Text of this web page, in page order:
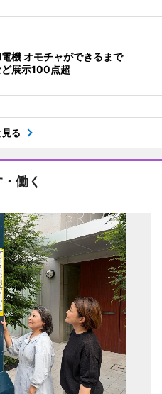
機 オモチャができるまで
展示100点超
見る
働く